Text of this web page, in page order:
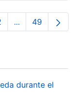
Use TAB para
...PáginasPágina
49
durante el